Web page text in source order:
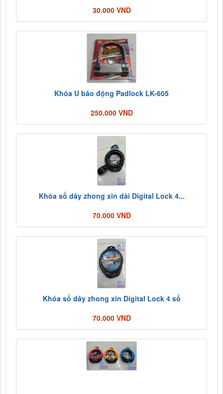
30.000 VND
Khóa U báo động Padlock LK-605
250.000 VND
Khóa số dây zhong xin dài Digital Lock 4...
70.000 VND
Khóa số dây zhong xin Digital Lock 4 số
70.000 VND